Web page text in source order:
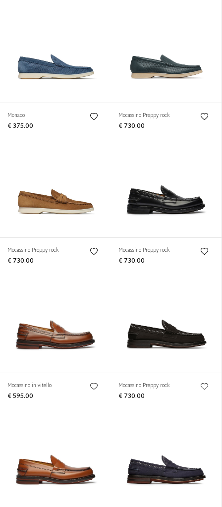
Monaco
€ 375.00
Mocassino Preppy rock
€ 730.00
Mocassino Preppy rock
€ 730.00
Mocassino Preppy rock
€ 730.00
Mocassino in vitello
€ 595.00
Mocassino Preppy rock
€ 730.00